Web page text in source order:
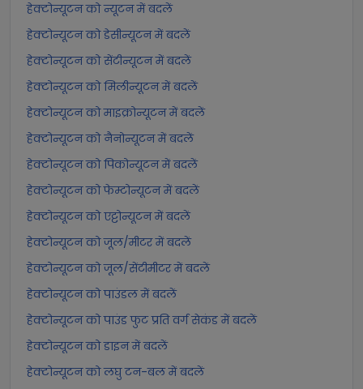
हेक्टोन्यूटन को न्यूटन में बदलें
हेक्टोन्यूटन को डेसीन्यूटन में बदलें
हेक्टोन्यूटन को सेंटीन्यूटन में बदलें
हेक्टोन्यूटन को मिलीन्यूटन में बदलें
हेक्टोन्यूटन को माइक्रोन्यूटन में बदलें
हेक्टोन्यूटन को नैनोन्यूटन में बदलें
हेक्टोन्यूटन को पिकोन्यूटन में बदलें
हेक्टोन्यूटन को फेम्टोन्यूटन में बदलें
हेक्टोन्यूटन को एट्टोन्यूटन में बदलें
हेक्टोन्यूटन को जूल/मीटर में बदलें
हेक्टोन्यूटन को जूल/सेंटीमीटर में बदलें
हेक्टोन्यूटन को पाउंडल में बदलें
हेक्टोन्यूटन को पाउंड फुट प्रति वर्ग सेकंड में बदलें
हेक्टोन्यूटन को डाइन में बदलें
हेक्टोन्यूटन को लघु टन-बल में बदलें